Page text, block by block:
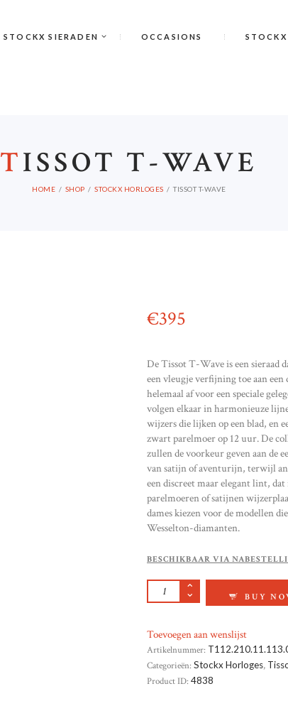
STOCKX SIERADEN OCCASIONS STOCKX
TISSOT T-WAVE
HOME SHOP STOCKX HORLOGES TISSOT T-WAVE
€395
De Tissot T-Wave is een sieraad
een vleugje verfijning toe aan
helemaal af voor een speciale
volgen elkaar in harmonieuze
wijzers die lijken op een blad, en
zwart parelmoer op 12 uur. De
zullen de voorkeur geven aan de
van satijn of aventurijn, terwijl
een discreet maar elegant lint,
parelmoeren of satijnen
dames kiezen voor de modellen
Wesselton-diamanten.
BESCHIKBAAR VIA
TISSOT T-WAVE
BUY
Toevoegen aan wenslijst
Artikelnummer:
Categorieën: Stockx Horloges,
Product ID: 4838